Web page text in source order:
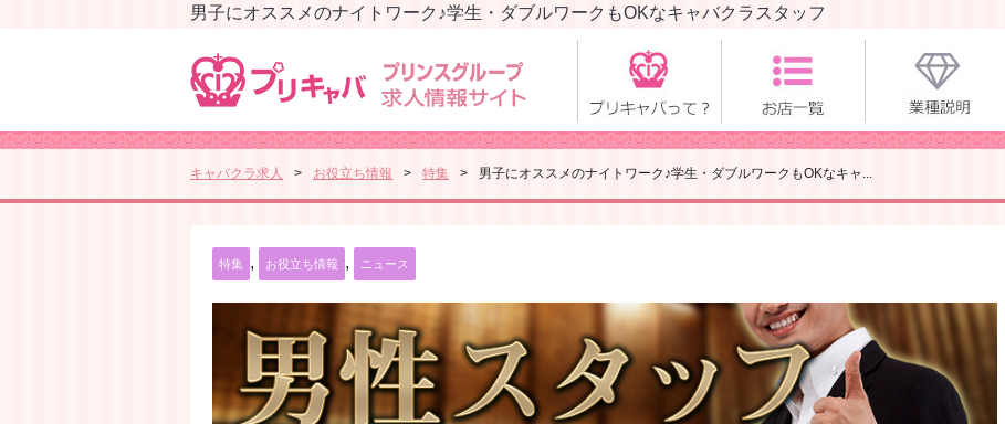
男子にオススメのナイトワーク♪学生・ダブルワークもOKなキャバクラスタッフ
キャバクラ求人 お役立ち情報 特集 男子にオススメのナイトワーク♪学生・ダブルワークもOKなキャ...
特集 , お役立ち情報 , ニュース